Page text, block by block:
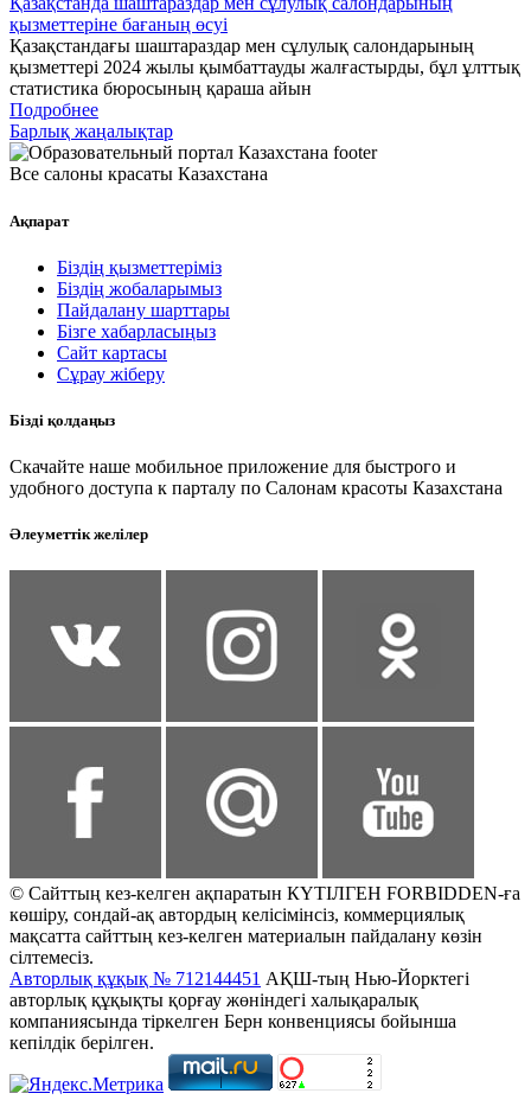
қызметтеріне бағаның өсуі
Қазақстандағы шаштараздар мен сұлулық салондарының
қызметтері 2024 жылы қымбаттауды жалғастырды, бұл ұлттық
статистика бюросының қараша айын
Подробнее
Барлық жаңалықтар
Все салоны красаты Казахстана
Ақпарат
Біздің қызметтеріміз
Біздің жобаларымыз
Пайдалану шарттары
Бізге хабарласыңыз
Сайт картасы
Сұрау жіберу
Бізді қолдаңыз
Скачайте наше мобильное приложение для быстрого и
удобного доступа к парталу по Салонам красоты Казахстана
Әлеуметтік желілер
© Сайттың кез-келген ақпаратын КҮТІЛГЕН FORBIDDEN-ға
көшіру, сондай-ақ автордың келісімінсіз, коммерциялық
мақсатта сайттың кез-келген материалын пайдалану көзін
сілтемесіз.
Авторлық құқық № 712144451 АҚШ-тың Нью-Йорктегі
авторлық құқықты қорғау жөніндегі халықаралық
компаниясында тіркелген Берн конвенциясы бойынша
кепілдік берілген.